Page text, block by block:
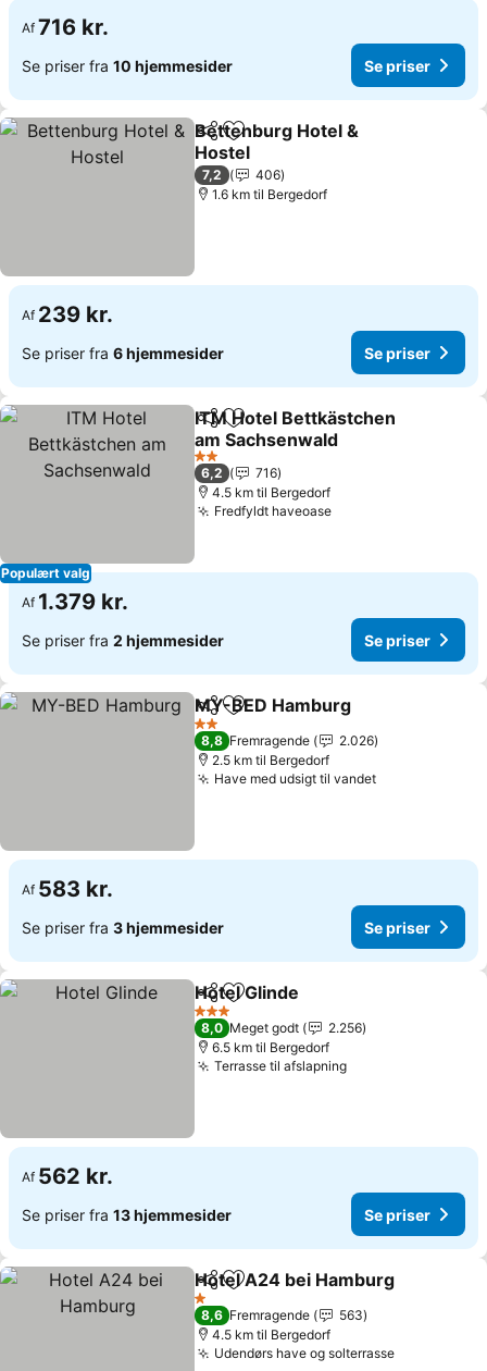
Af 716 kr.
Se priser fra 10 hjemmesider Se priser
Del Føj til favoritter
Bettenburg Hotel &
Hostel
7,2
406
1.6 km til Bergedorf
Af 239 kr.
Se priser fra 6 hjemmesider Se priser
Populært valg
Del Føj til favoritter
ITM Hotel Bettkästchen
am Sachsenwald
2 Stjerner
6,2
716
4.5 km til Bergedorf
Fredfyldt haveoase
Af 1.379 kr.
Se priser fra 2 hjemmesider Se priser
Del Føj til favoritter
MY-BED Hamburg
2 Stjerner
8,8 Fremragende
2.026
2.5 km til Bergedorf
Have med udsigt til vandet
Af 583 kr.
Se priser fra 3 hjemmesider Se priser
Del Føj til favoritter
Hotel Glinde
3 Stjerner
8,0 Meget godt
2.256
6.5 km til Bergedorf
Terrasse til afslapning
Af 562 kr.
Se priser fra 13 hjemmesider Se priser
Del Føj til favoritter
Hotel A24 bei Hamburg
1 Stjerner
8,6 Fremragende
563
4.5 km til Bergedorf
Udendørs have og solterrasse